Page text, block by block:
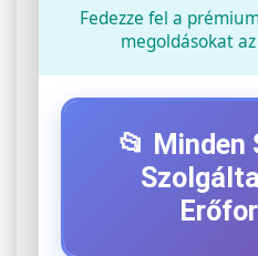
Fedezze fel a
megoldásokat
📂 Minden